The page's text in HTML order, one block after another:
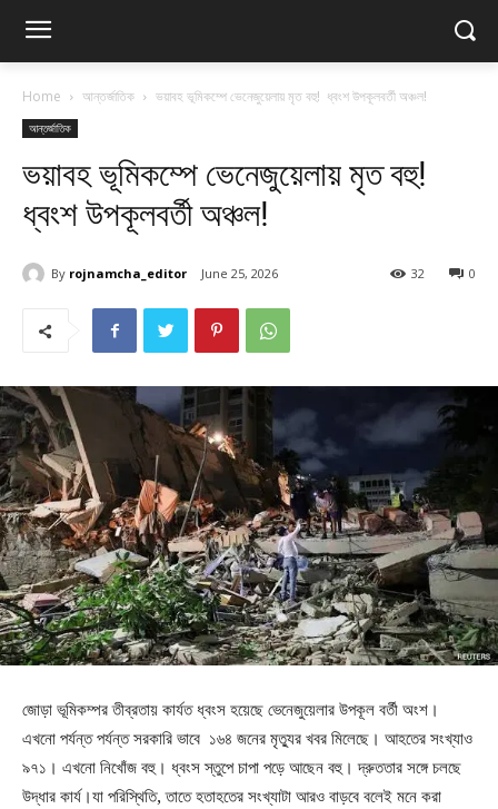
Home আন্তর্জাতিক ভয়াবহ ভূমিকম্পে ভেনেজুয়েলায় মৃত বহু! ধ্বংশ উপকূলবর্তী অঞ্চল!
আন্তর্জাতিক
ভয়াবহ ভূমিকম্পে ভেনেজুয়েলায় মৃত বহু!
ধ্বংশ উপকূলবর্তী অঞ্চল!
By rojnamcha_editor June 25, 2026 0
32
জোড়া ভূমিকম্পর তীব্রতায় কার্যত ধ্বংস হয়েছে ভেনেজুয়েলার উপকূল বর্তী অংশ।
এখনো পর্যন্ত পর্যন্ত সরকারি ভাবে ১৬৪ জনের মৃত্যুর খবর মিলেছে। আহতের সংখ্যাও
৯৭১। এখনো নিখোঁজ বহু। ধ্বংস স্তুপে চাপা পড়ে আছেন বহু। দ্রুততার সঙ্গে চলছে
উদ্ধার কার্য।যা পরিস্থিতি, তাতে হতাহতের সংখ্যাটা আরও বাড়বে বলেই মনে করা